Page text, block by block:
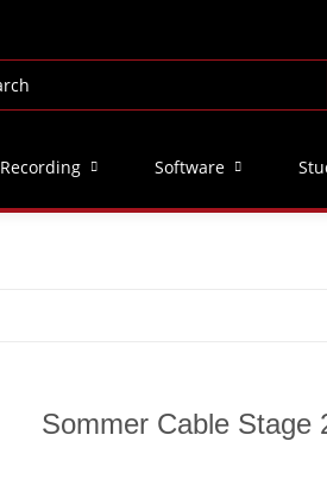
Recording Software
Sommer Cable Stage